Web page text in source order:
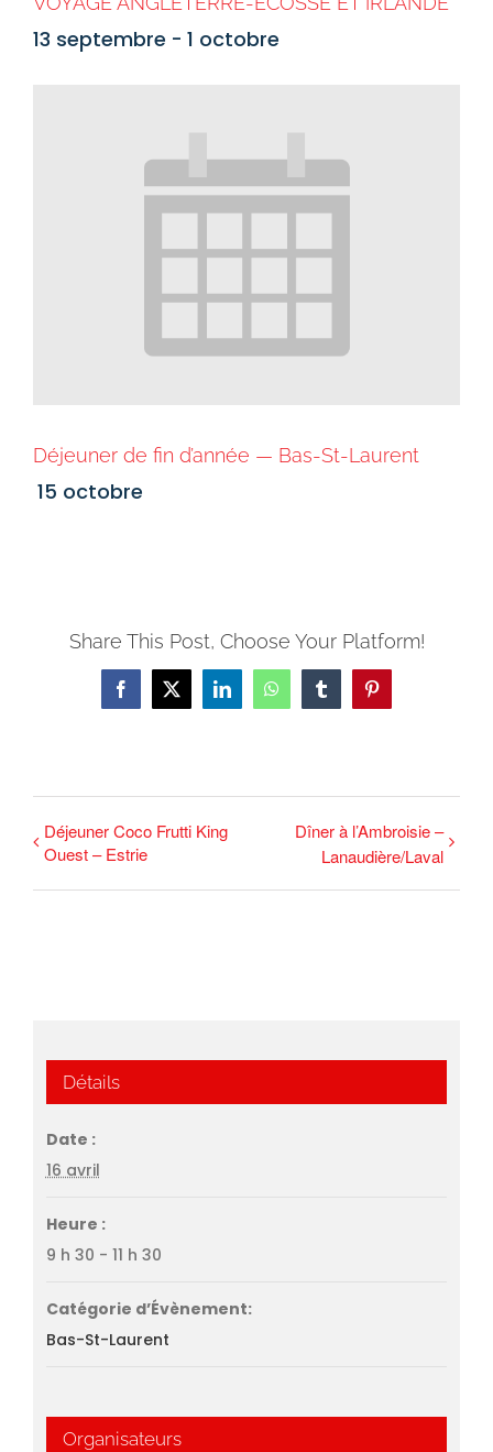
13 septembre - 1 octobre
Déjeuner de fin d’année — Bas-St-Laurent
15 octobre
Share This Post, Choose Your Platform!
Facebook
X LinkedInWhatsAppTumblrPinterest
Déjeuner Coco Frutti King
Ouest – Estrie
Dîner à l’Ambroisie –
Lanaudière/Laval
Détails
Date :
16 avril
Heure :
9 h 30 - 11 h 30
Catégorie d’Évènement:
Bas-St-Laurent
Organisateurs